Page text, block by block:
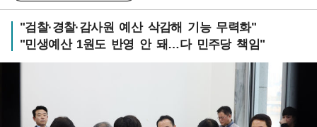
"검찰·경찰·감사원 예산 삭감해 기능 무력화"
"민생예산 1원도 반영 안 돼…다 민주당 책임"